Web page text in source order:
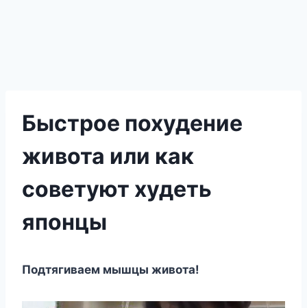
Быстрое похудение
живота или как
советуют худеть
японцы
Подтягиваем мышцы живота!